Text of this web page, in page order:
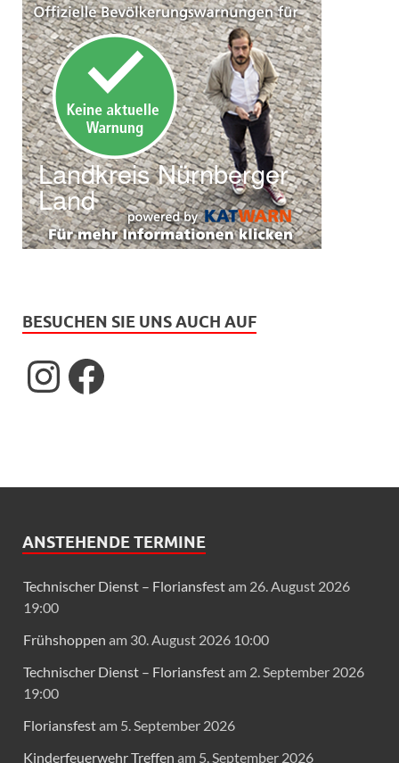
BESUCHEN SIE UNS AUCH AUF
ANSTEHENDE TERMINE
Technischer Dienst – Floriansfestam 26. August 2026
19:00
Frühshoppen am 30. August 2026 10:00
Technischer Dienst – Floriansfestam 2. September 2026
19:00
Floriansfestam 5. September 2026
Kinderfeuerwehr Treffen am 5. September 2026